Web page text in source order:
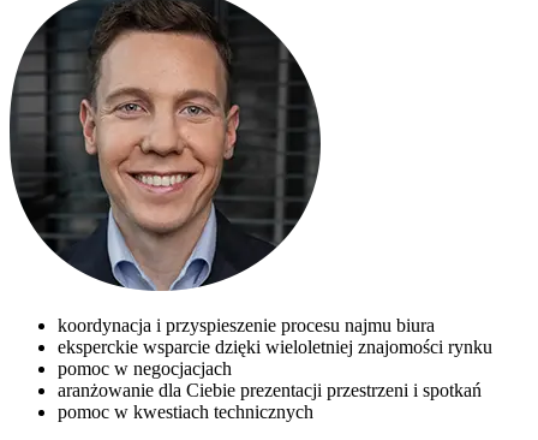
koordynacja i przyspieszenie procesu najmu biura
eksperckie wsparcie dzięki wieloletniej znajomości rynku
pomoc w negocjacjach
aranżowanie dla Ciebie prezentacji przestrzeni i spotkań
pomoc w kwestiach technicznych